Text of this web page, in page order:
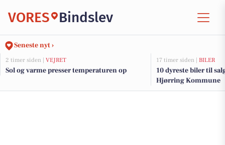
VORES Bindslev
Seneste nyt ›
2 timer siden | VEJRET
Sol og varme presser temperaturen op
17 timer siden | BILER
10 dyreste biler til
Hjørring Kommune